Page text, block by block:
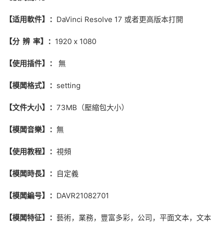
【适用軟件】： DaVinci Resolve 17 或者更高版本打開
【分 辨 率】： 1920 x 1080
【使用插件】： 無
【模闆格式】： setting
【文件大小】： 73MB（壓縮包大小）
【模闆音樂】： 無
【使用教程】： 視頻
【模闆時長】： 自定義
【模闆編号】： DAVR21082701
【模闆特征】： 藝術，業務，豐富多彩，公司，平面文本，文本